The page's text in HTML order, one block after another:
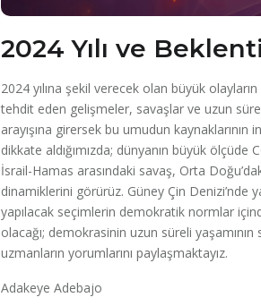
2024 Yılı ve
2024 yılına şekil verecek olan büyük
tehdit eden gelişmeler, savaşlar ve uzun
arayışına girersek bu umudun
dikkate aldığımızda; dünyanın büyük ölçüde
İsrail-Hamas arasındaki savaş, Orta
dinamiklerini görürüz. Güney Çin Denizi’nde
yapılacak seçimlerin demokratik normlar
olacağı; demokrasinin uzun süreli yaşamının
uzmanların yorumlarını paylaşmaktayız.
Adakeye Adebajo